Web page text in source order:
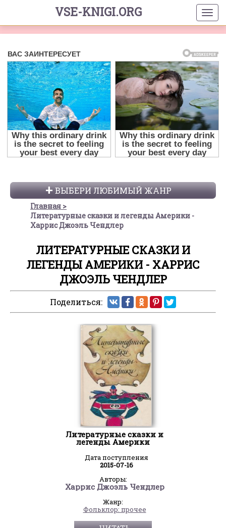
VSE-KNIGI.ORG
ВЫБЕРИ ЛЮБИМЫЙ ЖАНР
Главная
Литературные сказки и легенды Америки -
Харрис Джоэль Чендлер
ЛИТЕРАТУРНЫЕ СКАЗКИ И
ЛЕГЕНДЫ АМЕРИКИ - ХАРРИС
ДЖОЭЛЬ ЧЕНДЛЕР
Поделиться:
Литературные сказки и
легенды Америки
Дата поступления
2015-07-16
Авторы:
Харрис Джоэль Чендлер
Жанр:
Фольклор: прочее